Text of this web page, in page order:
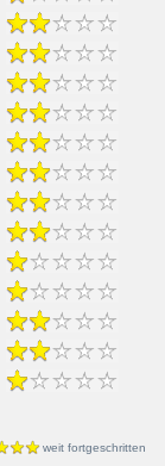
weit fortgeschritten